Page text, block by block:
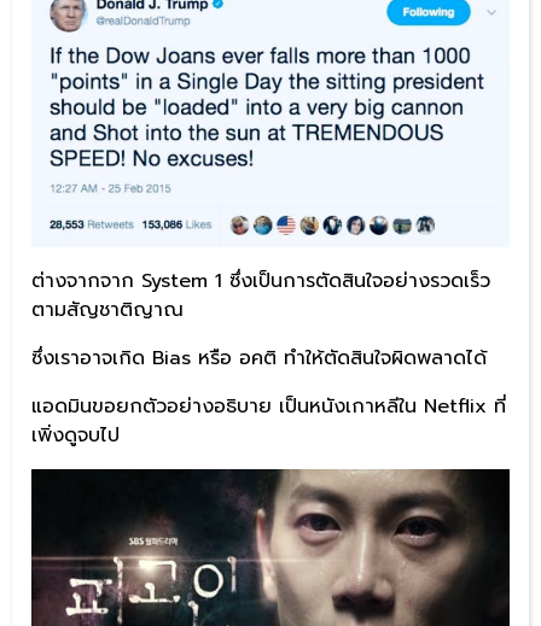
ต่างจากจาก System 1 ซึ่งเป็นการตัดสินใจอย่างรวดเร็ว
ตามสัญชาติญาณ
ซึ่งเราอาจเกิด Bias หรือ อคติ ทำให้ตัดสินใจผิดพลาดได้
แอดมินขอยกตัวอย่างอธิบาย เป็นหนังเกาหลีใน Netflix ที่
เพิ่งดูจบไป